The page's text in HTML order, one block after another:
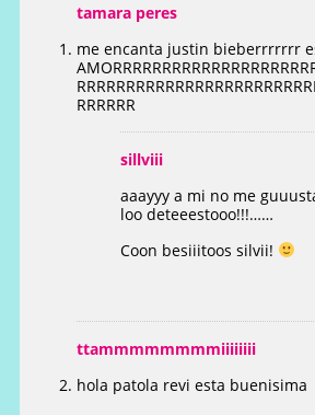
tamara peres
me encanta justin bieberrrrrrr
RRRRRR
sillviii
aaayyy a mi no me
loo deteeestooo!!!……
Coon besiiitoos silvii!
ttammmmmmmmiiiiiiii
hola patola revi esta buenisima